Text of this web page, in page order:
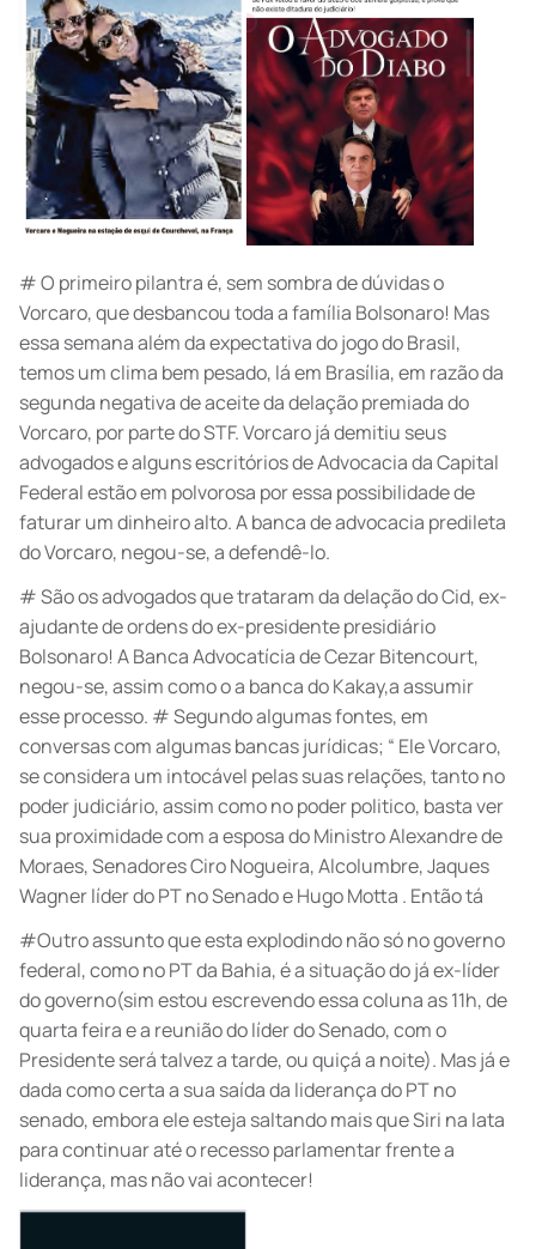
# O primeiro pilantra é, sem sombra de dúvidas o
Vorcaro, que desbancou toda a família Bolsonaro! Mas
essa semana além da expectativa do jogo do Brasil,
temos um clima bem pesado, lá em Brasília, em razão da
segunda negativa de aceite da delação premiada do
Vorcaro, por parte do STF. Vorcaro já demitiu seus
advogados e alguns escritórios de Advocacia da Capital
Federal estão em polvorosa por essa possibilidade de
faturar um dinheiro alto. A banca de advocacia predileta
do Vorcaro, negou-se, a defendê-lo.
# São os advogados que trataram da delação do Cid, ex-
ajudante de ordens do ex-presidente presidiário
Bolsonaro! A Banca Advocatícia de Cezar Bitencourt,
negou-se, assim como o a banca do Kakay,a assumir
esse processo. # Segundo algumas fontes, em
conversas com algumas bancas jurídicas; “ Ele Vorcaro,
se considera um intocável pelas suas relações, tanto no
poder judiciário, assim como no poder politico, basta ver
sua proximidade com a esposa do Ministro Alexandre de
Moraes, Senadores Ciro Nogueira, Alcolumbre, Jaques
Wagner líder do PT no Senado e Hugo Motta . Então tá
#Outro assunto que esta explodindo não só no governo
federal, como no PT da Bahia, é a situação do já ex-líder
do governo(sim estou escrevendo essa coluna as 11h, de
quarta feira e a reunião do líder do Senado, com o
Presidente será talvez a tarde, ou quiçá a noite). Mas já e
dada como certa a sua saída da liderança do PT no
senado, embora ele esteja saltando mais que Siri na lata
para continuar até o recesso parlamentar frente a
liderança, mas não vai acontecer!